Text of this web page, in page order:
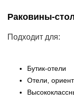
Раковины-
Подходит для:
Бутик-отели
Отели,